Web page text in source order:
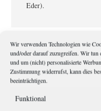
Wir verwenden Technologien wie
und/oder darauf zuzugreifen. Wir
und um (nicht) personalisierte
Zustimmung widerrufst, kann dies
beeinträchtigen.
Funktional
Eder).
Leser-
Schreibe
Deine E-Mail-Adresse wird
sind mit*markiert